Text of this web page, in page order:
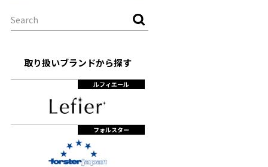
取り扱いブランドから探す
ルフィエール
フォルスター